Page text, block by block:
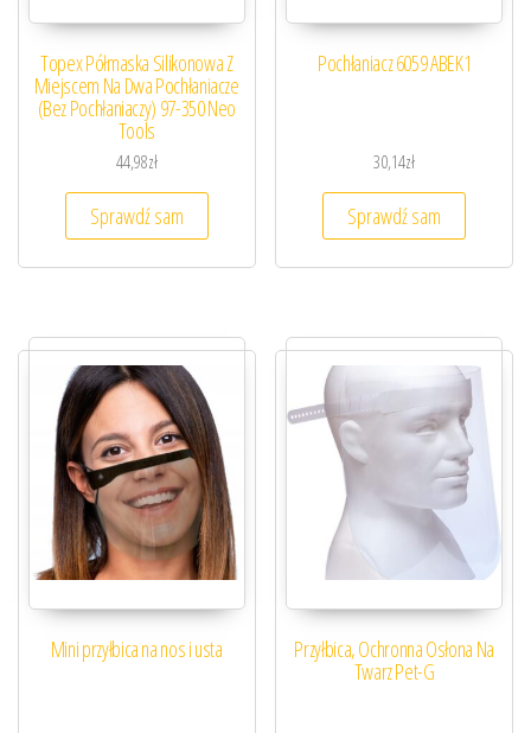
Topex Półmaska Silikonowa Z
Miejscem Na Dwa Pochłaniacze
(Bez Pochłaniaczy) 97-350 Neo
Tools
44,98zł
Sprawdź sam
Pochłaniacz 6059 ABEK1
30,14zł
Sprawdź sam
Mini przyłbica na nos i usta Przyłbica, Ochronna Osłona Na
Twarz Pet-G